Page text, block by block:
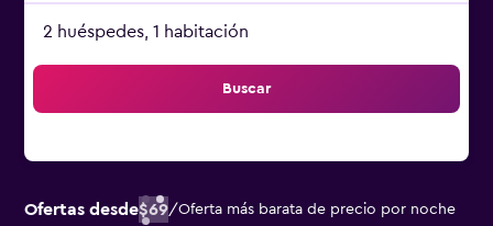
2 huéspedes, 1 habitación
Buscar
Ofertas desde$69/Oferta más barata de precio por noche